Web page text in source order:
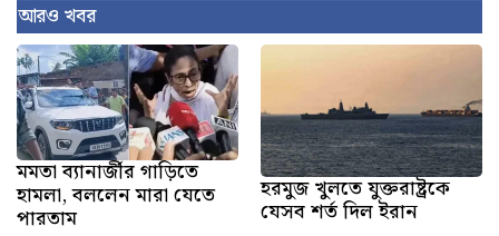
আরও খবর
মমতা ব্যানার্জীর গাড়িতে
হামলা, বললেন মারা যেতে
পারতাম
হরমুজ খুলতে যুক্তরাষ্ট্রকে
যেসব শর্ত দিল ইরান